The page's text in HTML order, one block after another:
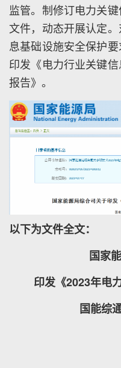
监管。制修订电力关
文件，动态开展认定
息基础设施安全保护要
印发《电力行业关键
报告》。
以下为文件全文：
国家
印发《2023年电
国能综